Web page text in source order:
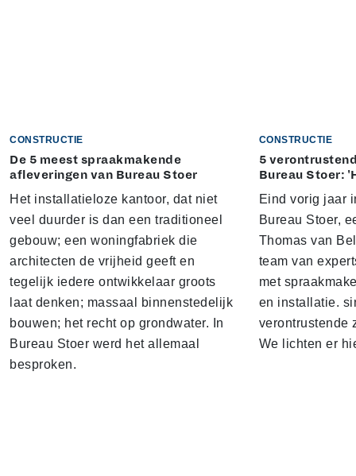
CONSTRUCTIE
De 5 meest spraakmakende
afleveringen van Bureau Stoer
Het installatieloze kantoor, dat niet
veel duurder is dan een traditioneel
gebouw; een woningfabriek die
architecten de vrijheid geeft en
tegelijk iedere ontwikkelaar groots
laat denken; massaal binnenstedelijk
bouwen; het recht op grondwater. In
Bureau Stoer werd het allemaal
besproken.
CONSTRUCTIE
5
Bureau Stoer:
Eind vorig jaar
Bureau Stoer,
Thomas van
team van
met
en installatie.
verontrustende
We lichten er